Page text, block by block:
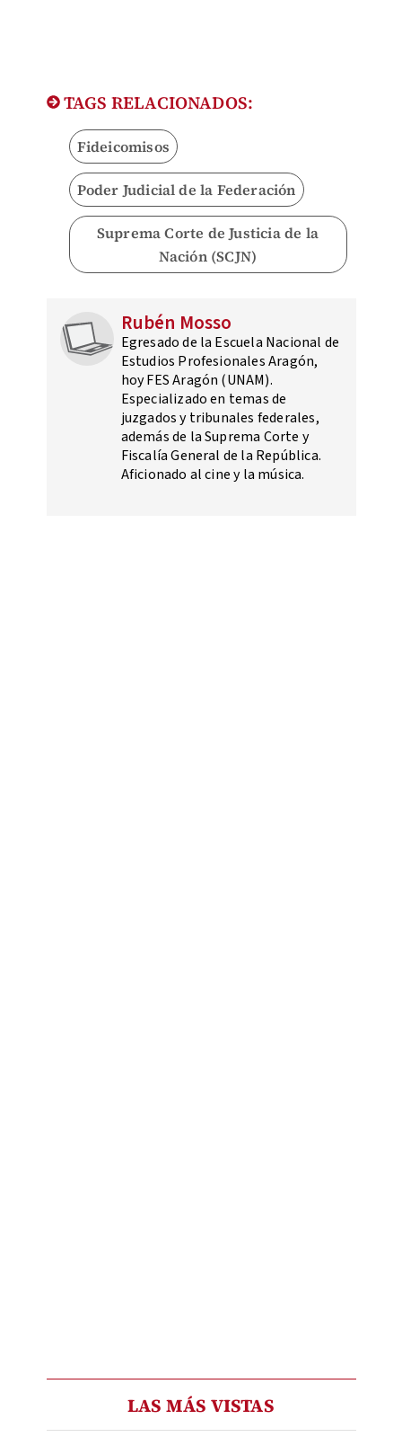
TAGS RELACIONADOS:
Fideicomisos
Poder Judicial de la Federación
Suprema Corte de Justicia de la
Nación (SCJN)
Rubén Mosso
Egresado de la Escuela Nacional de
Estudios Profesionales Aragón,
hoy FES Aragón (UNAM).
Especializado en temas de
juzgados y tribunales federales,
además de la Suprema Corte y
Fiscalía General de la República.
Aficionado al cine y la música.
LAS MÁS VISTAS